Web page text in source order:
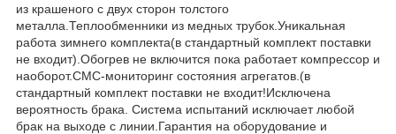
из крашеного с двух сторон толстого
металла.Теплообменники из медных трубок.Уникальная
работа зимнего комплекта(в стандартный комплект поставки
не входит).Обогрев не включится пока работает компрессор и
наоборот.СМС-мониторинг состояния агрегатов.(в
стандартный комплект поставки не входит!Исключена
вероятность брака. Система испытаний исключает любой
брак на выходе с линии.Гарантия на оборудование и